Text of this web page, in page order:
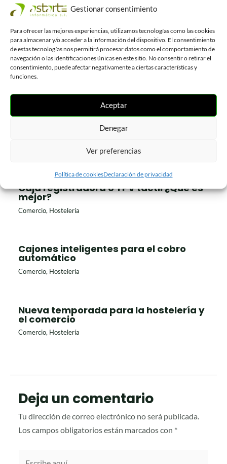
Gestionar consentimiento
Para ofrecer las mejores experiencias, utilizamos tecnologías como las cookies
para almacenar y/o acceder a la información del dispositivo. El consentimiento
de estas tecnologías nos permitirá procesar datos como el comportamiento de
navegación o las identificaciones únicas en este sitio. No consentir o retirar el
consentimiento, puede afectar negativamente a ciertas características y
funciones.
Aceptar
Denegar
Ver preferencias
Política de cookiesDeclaración de privacidad
aplicaciones para el Terminal Punto
de Venta!
Comercio Hostelería
TIENDA Serie 6 – Nueva gestión para
comercios
5 ventajas de hacer inventario de
Caja registradora o TPV táctil ¿Qué es
mejor?
Comercio, Hostelería
Cajones inteligentes para el cobro
automático
Comercio, Hostelería
Nueva temporada para la hostelería y
el comercio
Comercio, Hostelería
Deja un comentario
Tu dirección de correo electrónico no será publicada.
Los campos obligatorios están marcados con *